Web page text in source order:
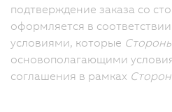
подтверждение заказа со
оформляется в
условиями, которые
основополагающими
соглашения в рамках Сторон